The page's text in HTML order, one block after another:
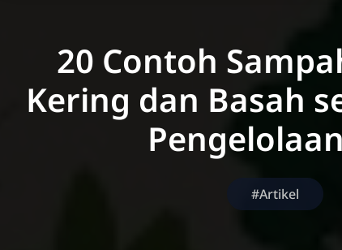
20 Contoh
Kering dan Basah
#Artikel